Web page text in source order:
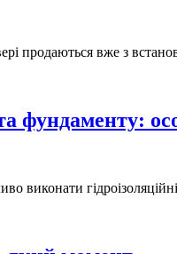
продаються вже з
фундаменту:
виконати